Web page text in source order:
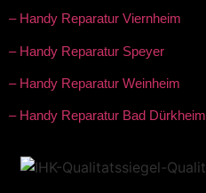
– Handy Reparatur Viernheim
– Handy Reparatur Speyer
– Handy Reparatur Weinheim
– Handy Reparatur Bad Dürkheim